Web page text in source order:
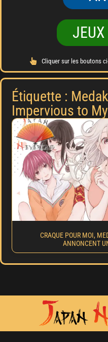
Cliquer sur les boutons
Étiquette :
Impervious to
CRAQUE POUR MOI,
ANNONCENT